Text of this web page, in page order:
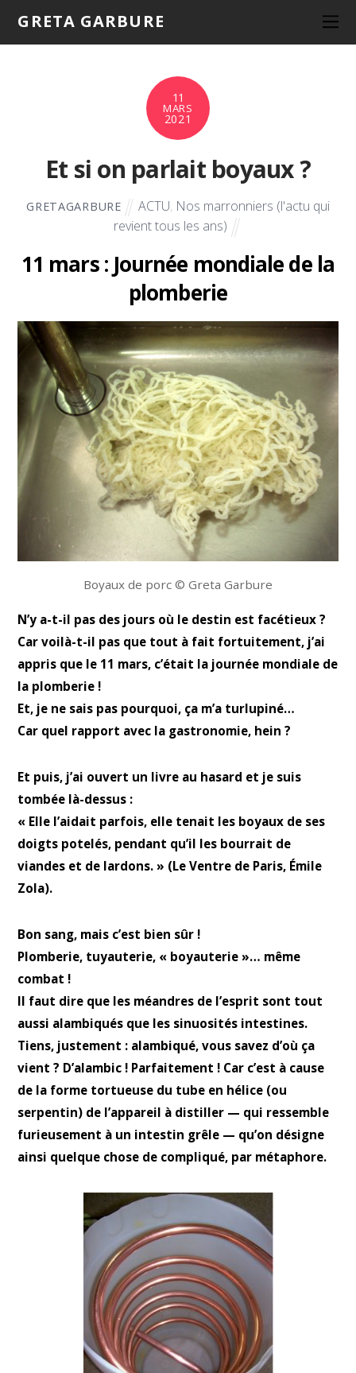
GRETA GARBURE
11
MARS
2021
Et si on parlait boyaux ?
GRETAGARBURE ACTU, Nos marronniers (l'actu qui
revient tous les ans)
11 mars : Journée mondiale de la
plomberie
Boyaux de porc © Greta Garbure
N’y a-t-il pas des jours où le destin est facétieux ?
Car voilà-t-il pas que tout à fait fortuitement, j’ai
appris que le 11 mars, c’était la journée mondiale de
la plomberie !
Et, je ne sais pas pourquoi, ça m’a turlupiné…
Car quel rapport avec la gastronomie, hein ?
Et puis, j’ai ouvert un livre au hasard et je suis
tombée là-dessus :
« Elle l’aidait parfois, elle tenait les boyaux de ses
doigts potelés, pendant qu’il les bourrait de
viandes et de lardons. » (Le Ventre de Paris, Émile
Zola).
Bon sang, mais c’est bien sûr !
Plomberie, tuyauterie, « boyauterie »… même
combat !
Il faut dire que les méandres de l’esprit sont tout
aussi alambiqués que les sinuosités intestines.
Tiens, justement : alambiqué, vous savez d’où ça
vient ? D’alambic ! Parfaitement ! Car c’est à cause
de la forme tortueuse du tube en hélice (ou
serpentin) de l’appareil à distiller — qui ressemble
furieusement à un intestin grêle — qu’on désigne
ainsi quelque chose de compliqué, par métaphore.